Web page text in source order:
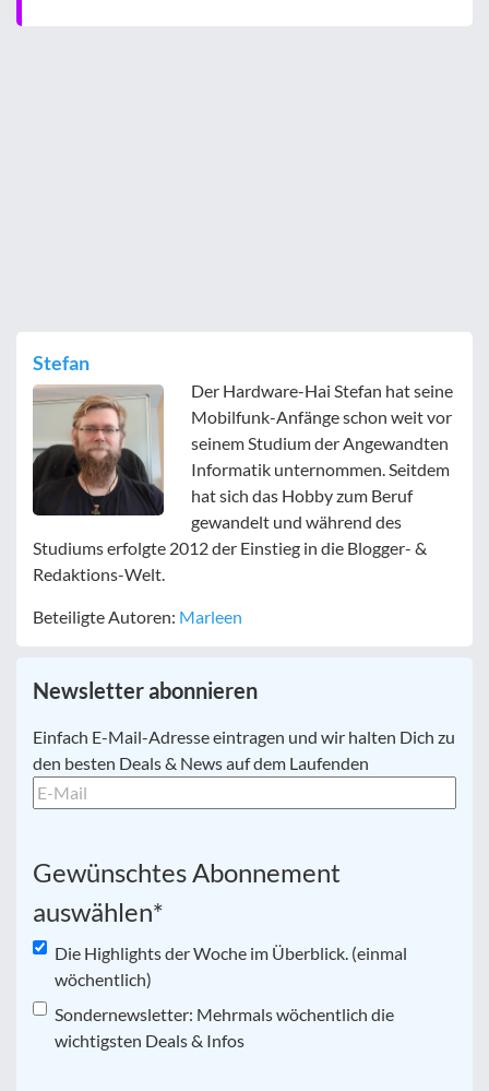
Stefan
Der Hardware-Hai Stefan hat seine
Mobilfunk-Anfänge schon weit vor
seinem Studium der Angewandten
Informatik unternommen. Seitdem
hat sich das Hobby zum Beruf
gewandelt und während des
Studiums erfolgte 2012 der Einstieg in die Blogger- &
Redaktions-Welt.
Beteiligte Autoren: Marleen
Newsletter abonnieren
E-
Mail *
Einfach E-Mail-Adresse eintragen und wir halten Dich zu
den besten Deals & News auf dem Laufenden
Gewünschtes Abonnement
auswählen*
Die Highlights der Woche im Überblick. (einmal
wöchentlich)
Sondernewsletter: Mehrmals wöchentlich die
wichtigsten Deals & Infos